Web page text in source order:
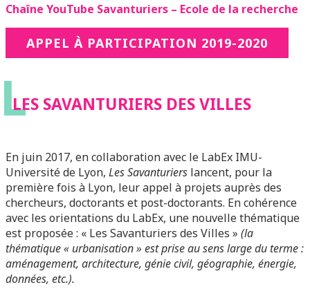
Chaîne YouTube Savanturiers – Ecole de la recherche
APPEL À PARTICIPATION 2019-2020
L
LES SAVANTURIERS DES VILLES
En juin 2017, en collaboration avec le LabEx IMU-
Université de Lyon, Les Savanturiers lancent, pour la
première fois à Lyon, leur appel à projets auprès des
chercheurs, doctorants et post-doctorants. En cohérence
avec les orientations du LabEx, une nouvelle thématique
est proposée : « Les Savanturiers des Villes » (la
thématique « urbanisation » est prise au sens large du terme :
aménagement, architecture, génie civil, géographie, énergie,
données, etc.).